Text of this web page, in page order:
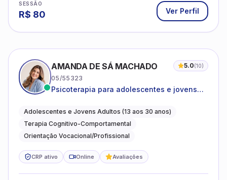
SESSÃO
R$ 80 Ver Perfil
AMANDA DE SÁ MACHADO 5.0(10)
05/55323
Psicoterapia para adolescentes e jovens
autoestima, relações e orientação
profissional
Adolescentes e Jovens Adultos (13 aos 30 anos)
Terapia Cognitivo-Comportamental
Orientação Vocacional/Profissional
CRP ativo Online Avaliações